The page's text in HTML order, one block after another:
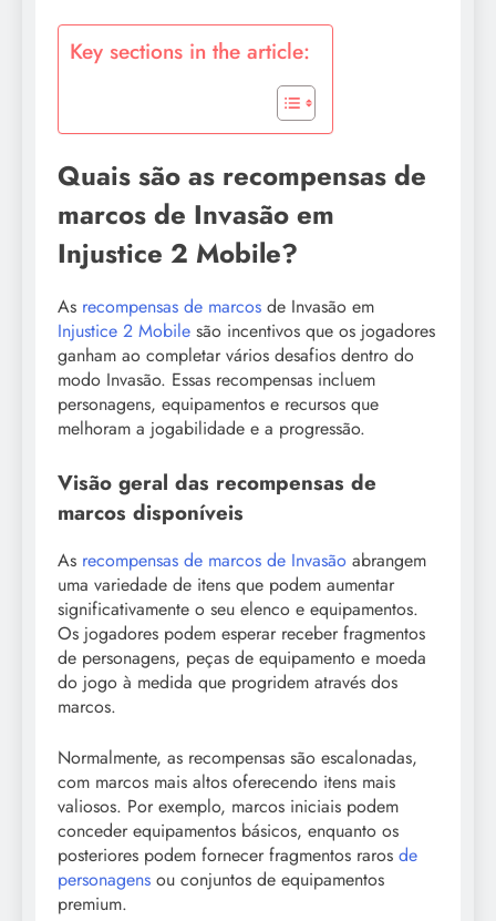
Key sections in the article:
Quais são as recompensas de
marcos de Invasão em
Injustice 2 Mobile?
As recompensas de marcos de Invasão em
Injustice 2 Mobile são incentivos que os jogadores
ganham ao completar vários desafios dentro do
modo Invasão. Essas recompensas incluem
personagens, equipamentos e recursos que
melhoram a jogabilidade e a progressão.
Visão geral das recompensas de
marcos disponíveis
As recompensas de marcos de Invasão abrangem
uma variedade de itens que podem aumentar
significativamente o seu elenco e equipamentos.
Os jogadores podem esperar receber fragmentos
de personagens, peças de equipamento e moeda
do jogo à medida que progridem através dos
marcos.
Normalmente, as recompensas são escalonadas,
com marcos mais altos oferecendo itens mais
valiosos. Por exemplo, marcos iniciais podem
conceder equipamentos básicos, enquanto os
posteriores podem fornecer fragmentos raros de
personagens ou conjuntos de equipamentos
premium.